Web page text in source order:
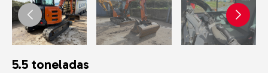
5.5 toneladas